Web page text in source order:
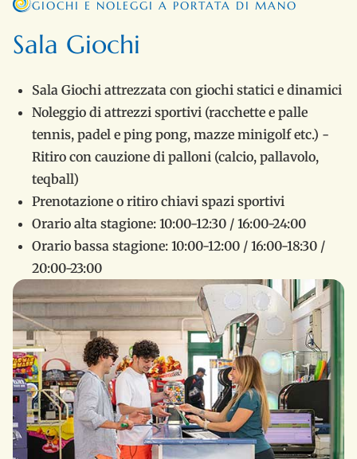
Sala Giochi
GIOCHI E NOLEGGI A PORTATA DI MANO
Sala Giochi attrezzata con giochi statici e dinamici
Noleggio di attrezzi sportivi (racchette e palle
tennis, padel e ping pong, mazze minigolf etc.) -
Ritiro con cauzione di palloni (calcio, pallavolo,
teqball)
Prenotazione o ritiro chiavi spazi sportivi
Orario alta stagione: 10:00-12:30 / 16:00-24:00
Orario bassa stagione: 10:00-12:00 / 16:00-18:30 /
20:00-23:00